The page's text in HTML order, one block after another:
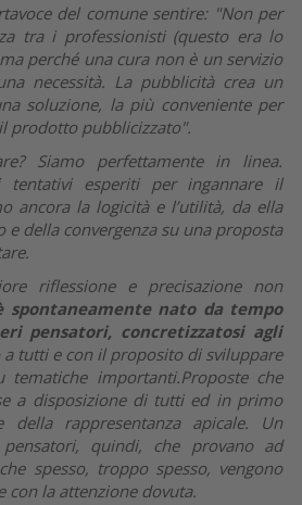
del comune sentire: "Non per
tra i professionisti (questo era lo
perché una cura non è un servizio
necessità. La pubblicità crea un
soluzione, la più conveniente per
prodotto pubblicizzato".
Siamo perfettamente in linea.
esperiti per ingannare il
ancora la logicità e l’utilità, da ella
e della convergenza su una proposta
riflessione e precisazione non
è spontaneamente nato da tempo
pensatori, concretizzatosi agli
a tutti e con il proposito di sviluppare
importanti.Proposte che
a disposizione di tutti ed in primo
della rappresentanza apicale. Un
quindi, che provano ad
spesso, troppo spesso, vengono
con la attenzione dovuta.